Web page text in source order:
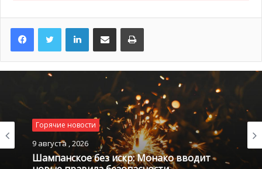
Новые таланты конкурса для фортепиано в четыре руки
Недавно, по случаю завершения музыкального конкурса
LinkedInПоделиться по электронной почте Распечатать
Горячие новости
9 августа , 2026
Шампанское без искр: Монако вводит